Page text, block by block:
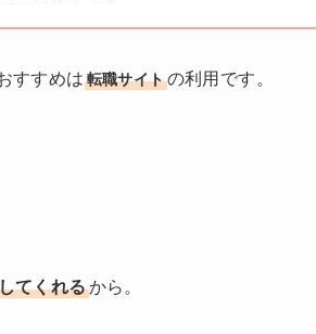
すすめは 転職サイトの利用です。
てくれるから。